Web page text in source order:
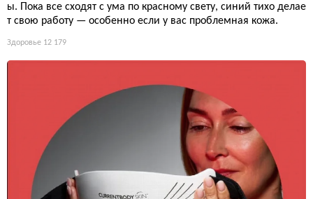
ы. Пока все сходят с ума по красному свету, синий тихо делае
т свою работу — особенно если у вас проблемная кожа.
Здоровье 12 179